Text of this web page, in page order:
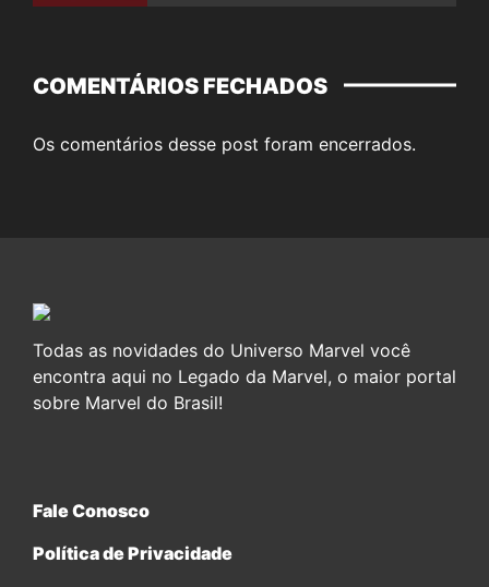
COMENTÁRIOS FECHADOS
Os comentários desse post foram encerrados.
Todas as novidades do Universo Marvel você
encontra aqui no Legado da Marvel, o maior portal
sobre Marvel do Brasil!
Fale Conosco
Política de Privacidade